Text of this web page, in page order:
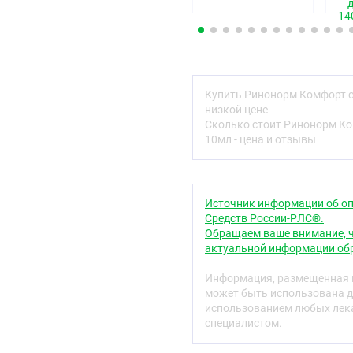
Декспантенол —
Декспантенол
составной частью
порфиринов
клеточный метаболизм,
волокон. Оказывает
противовоспалительное
Фармакокинетика
концентрации в плазме
современными
Декспантенол при
оболочкой,
крови (главным
крови — 0,5–1 мг/л, в
подвергается
виде.
Показания
Купить Ринонорм Комфорт
низкой цене
Сколько стоит Ринонорм
10мл - цена и отзывы
Источник информации об
Средств России-РЛС®.
Обращаем ваше внимание,
актуальной информации
Информация, размещенная
может быть использована
использованием любых
специалистом.